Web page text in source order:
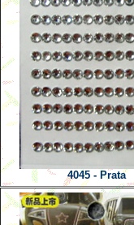
4045 - Prata